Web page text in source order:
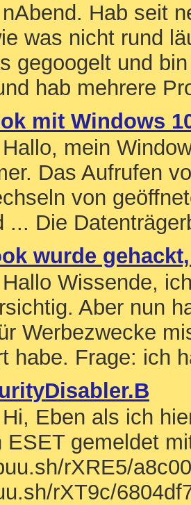
Hab seit
was nicht rund
gegoogelt und
hab mehrere
mit Windows
mein
Das Aufrufen
von
... Die
wurde
Wissende,
Aber nun
Werbezwecke
habe. Frage: ich
Eben als ich
ESET gemeldet
rXRE5/
rXT9c/